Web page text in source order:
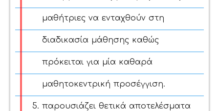
μαθήτριες να ενταχθούν στη
διαδικασία μάθησης καθώς
πρόκειται για μία καθαρά
μαθητοκεντρική προσέγγιση.
παρουσιάζει θετικά αποτελέσματα